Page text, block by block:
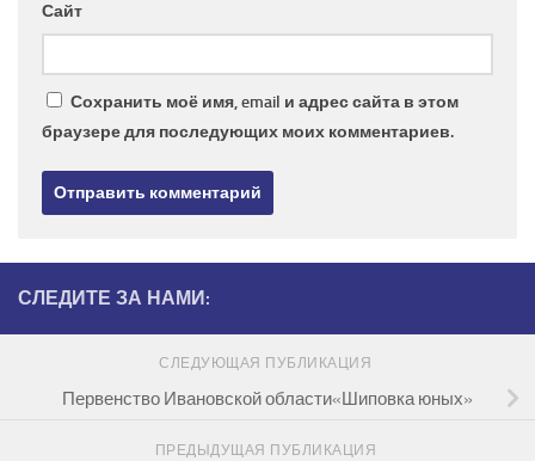
Сайт
Сохранить моё имя, email и адрес сайта в этом
браузере для последующих моих комментариев.
СЛЕДИТЕ ЗА НАМИ:
СЛЕДУЮЩАЯ ПУБЛИКАЦИЯ
Первенство Ивановской области«Шиповка юных»
ПРЕДЫДУЩАЯ ПУБЛИКАЦИЯ